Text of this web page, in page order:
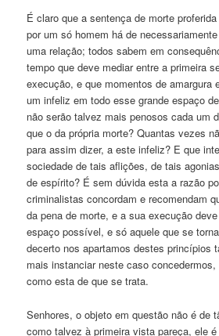
É claro que a sentença de morte
por um só homem há de
uma relação; todos sabem em
tempo que deve mediar entre a primeira
execução, e que momentos de amargura
um infeliz em todo esse grande espaço
não serão talvez mais penosos cada um
que o da própria morte? Quantas vezes
para assim dizer, a este infeliz? E que
sociedade de tais aflições, de tais
de espírito? É sem dúvida esta a razão
criminalistas concordam e recomendam
da pena de morte, e a sua execução
espaço possível, e só aquele que se
decerto nos apartamos destes princípios
mais instanciar neste caso
como esta de que se trata.
Senhores, o objeto em questão não é de
como talvez à primeira vista pareça, ele